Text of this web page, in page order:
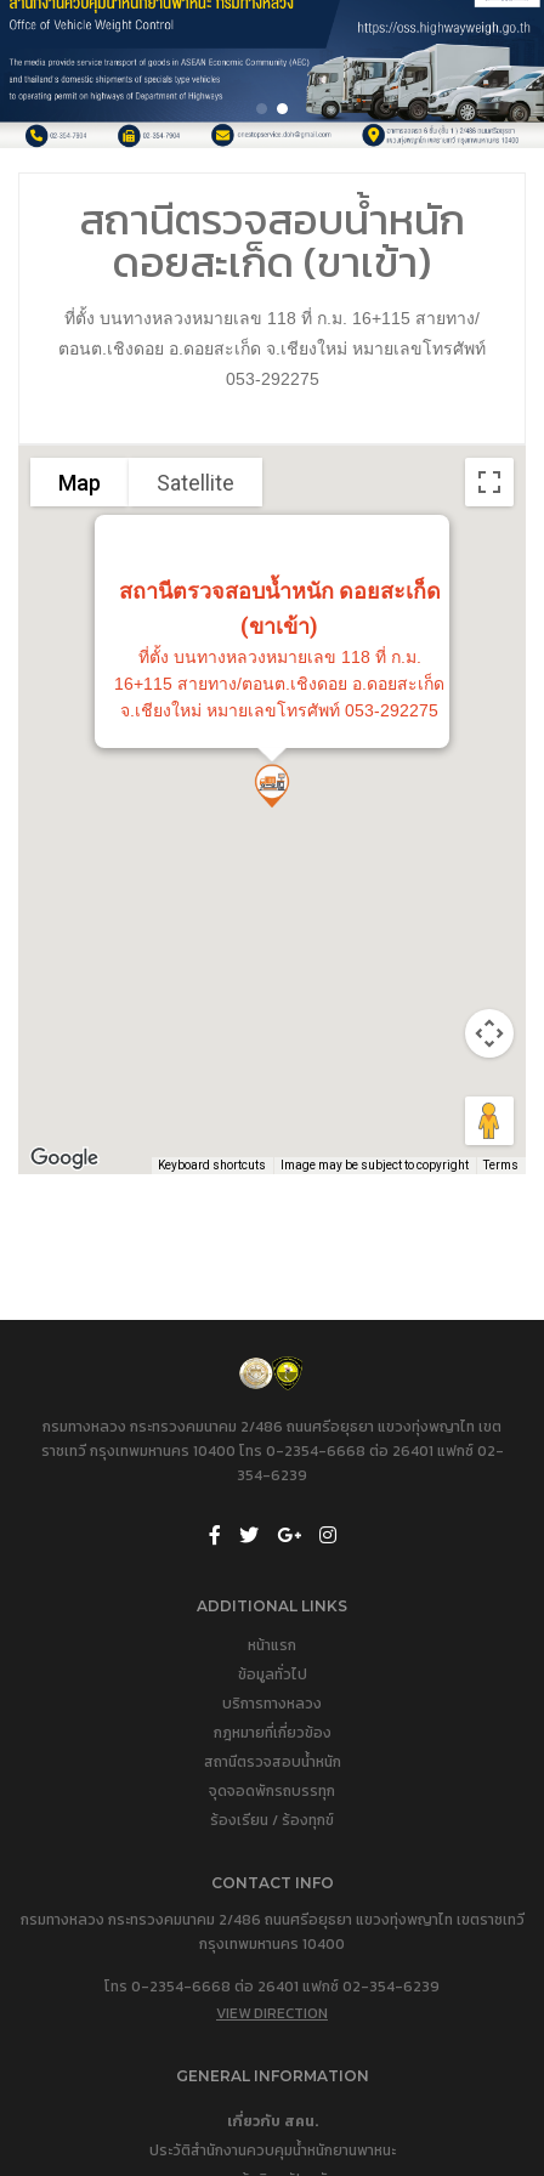
สถานีตรวจสอบน้ำหนัก
ดอยสะเก็ด (ขาเข้า)
ที่ตั้ง บนทางหลวงหมายเลข 118 ที่ ก.ม. 16+115 สายทาง/
ตอนต.เชิงดอย อ.ดอยสะเก็ด จ.เชียงใหม่ หมายเลขโทรศัพท์
053-292275
สถานีตรวจสอบน้ำหนัก ดอยสะเก็ด
(ขาเข้า)
ที่ตั้ง บนทางหลวงหมายเลข 118 ที่ ก.ม.
16+115 สายทาง/ตอนต.เชิงดอย อ.ดอยสะเก็ด
จ.เชียงใหม่ หมายเลขโทรศัพท์ 053-292275
Map Satellite
Keyboard shortcuts Image may be subject to copyright Terms
กรมทางหลวง กระทรวงคมนาคม 2/486 ถนนศรีอยุธยา แขวงทุ่งพญาไท เขต
ราชเทวี กรุงเทพมหานคร 10400 โทร 0-2354-6668 ต่อ 26401 แฟกซ์ 02-
354-6239
ADDITIONAL LINKS
หน้าแรก
ข้อมูลทั่วไป
บริการทางหลวง
กฎหมายที่เกี่ยวข้อง
สถานีตรวจสอบน้ำหนัก
จุดจอดพักรถบรรทุก
ร้องเรียน / ร้องทุกข์
CONTACT INFO
กรมทางหลวง กระทรวงคมนาคม 2/486 ถนนศรีอยุธยา แขวงทุ่งพญาไท เขตราชเทวี
กรุงเทพมหานคร 10400
โทร 0-2354-6668 ต่อ 26401 แฟกซ์ 02-354-6239
VIEW DIRECTION
GENERAL INFORMATION
เกี่ยวกับ สคน.
ประวัติสำนักงานควบคุมน้ำหนักยานพาหนะ